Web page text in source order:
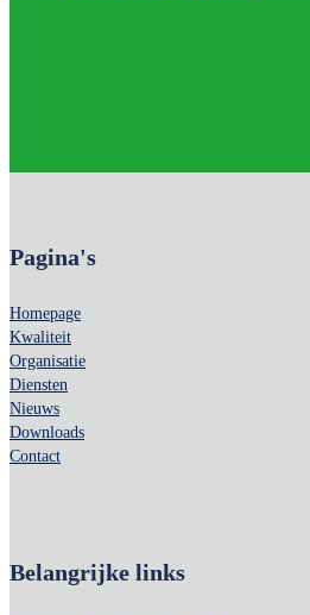
Pagina's
Homepage
Kwaliteit
Organisatie
Diensten
Nieuws
Downloads
Contact
Belangrijke links